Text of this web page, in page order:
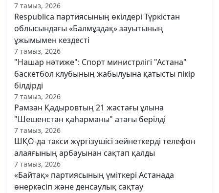
7 тамыз, 2026
Respublica партиясының өкілдері Түркістан
облысындағы «Балмұздақ» зауытының
ұжымымен кездесті
7 тамыз, 2026
"Нашар нәтиже": Спорт министрлігі "Астана"
баскетбол клубының жабылуына қатысты пікір
білдірді
7 тамыз, 2026
Рамзан Қадыровтың 21 жастағы ұлына
"Шешенстан қаһарманы" атағы берілді
7 тамыз, 2026
ШҚО-да такси жүргізушісі зейнеткерді телефон
алаяғының арбауынан сақтап қалды
7 тамыз, 2026
«Байтақ» партиясының үміткері Астанада
өнеркәсіп және денсаулық сақтау